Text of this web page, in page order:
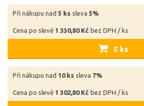
Při nákupu nad 5 ks sleva 5%
Cena po slevě 1 330,80 Kč bez DPH / ks
5 ks
Při nákupu nad 10 ks sleva 7%
Cena po slevě 1 302,80 Kč bez DPH / ks